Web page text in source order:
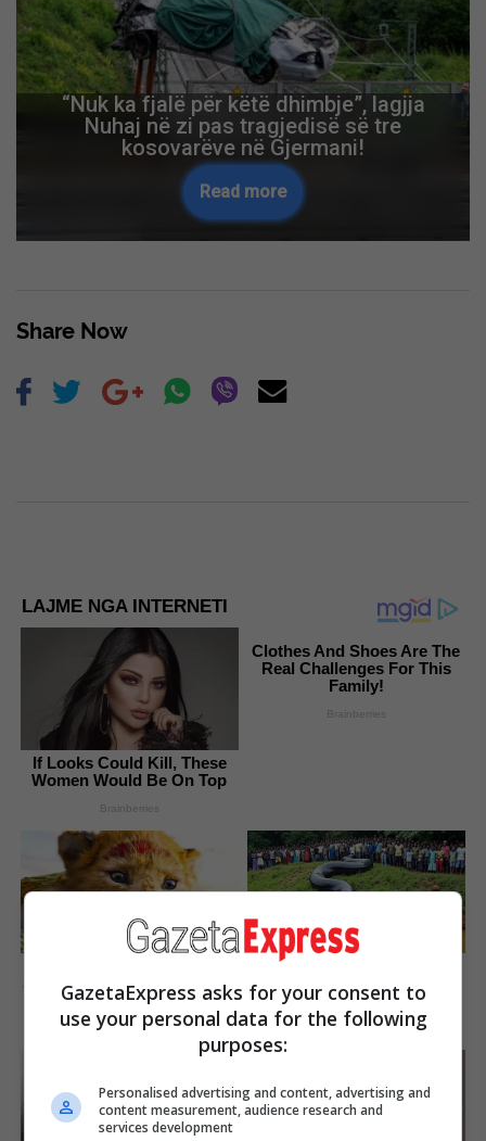
“Nuk ka fjalë për këtë dhimbje”, lagjja
Nuhaj në zi pas tragjedisë së tre
kosovarëve në Gjermani!
Read more
Share Now
LAJME NGA INTERNETI
If Looks Could Kill, These
Women Would Be On Top
Brainberries
Clothes And Shoes Are The
Real Challenges For This
Family!
Brainberries
Simba’s Movements Looked
In The Movie?
Brainberries
The Massive Snake That's
Redefining 'Giant'—Bigger
Than Anacondas
Brainberries
GazetaExpress asks for your consent to
use your personal data for the following
purposes:
Personalised advertising and content, advertising and
content measurement, audience research and
services development